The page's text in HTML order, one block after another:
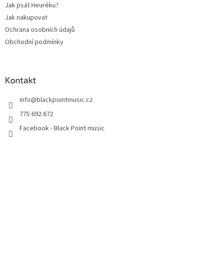
Jak psát Heuréku?
Jak nakupovat
Ochrana osobních údajů
Obchodní podmínky
Kontakt
info@blackpointmusic.cz
775 692 672
Facebook - Black Point music